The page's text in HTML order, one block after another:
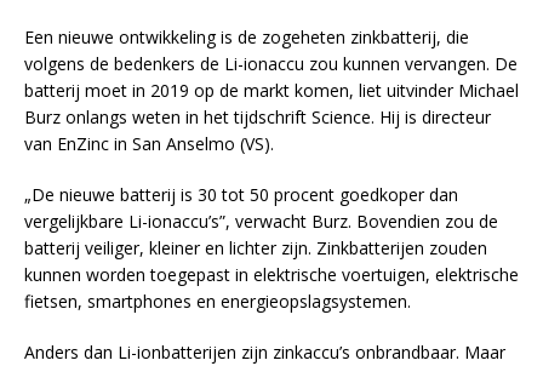
Een nieuwe ontwikkeling is de zogeheten zinkbatterij, die
volgens de bedenkers de Li-ionaccu zou kunnen vervangen. De
batterij moet in 2019 op de markt komen, liet uitvinder Michael
Burz onlangs weten in het tijdschrift Science. Hij is directeur
van EnZinc in San Anselmo (VS).
„De nieuwe batterij is 30 tot 50 procent goedkoper dan
vergelijkbare Li-ionaccu’s”, verwacht Burz. Bovendien zou de
batterij veiliger, kleiner en lichter zijn. Zinkbatterijen zouden
kunnen worden toegepast in elektrische voertuigen, elektrische
fietsen, smartphones en energieopslagsystemen.
Anders dan Li-ionbatterijen zijn zinkaccu’s onbrandbaar. Maar